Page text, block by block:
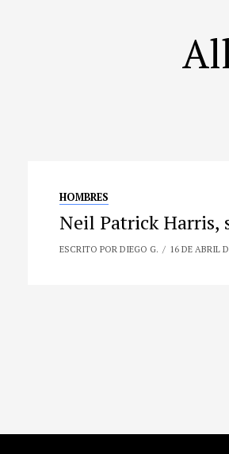
HOMBRES
Neil Patrick Harris,
ESCRITO POR DIEGO G. 16 DE ABRIL